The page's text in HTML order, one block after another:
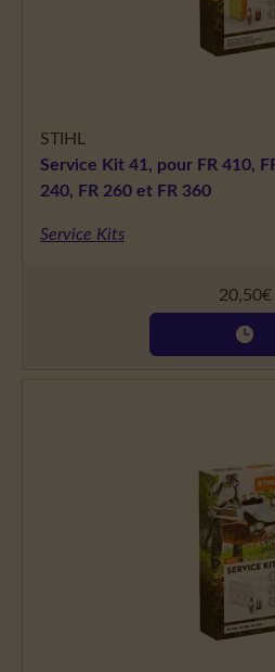
STIHL
Service Kit 41, pour FR 410,
240, FR 260 et FR 360
Service Kits
20,50€